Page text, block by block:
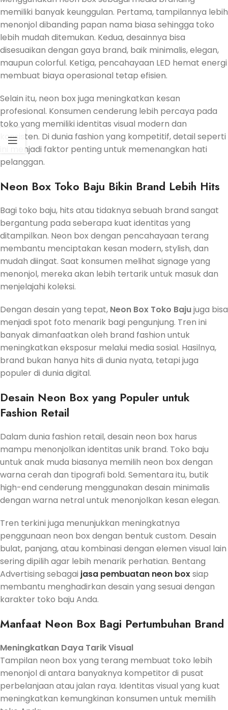
memiliki banyak keunggulan. Pertama, tampilannya lebih
menonjol dibanding papan nama biasa sehingga toko
lebih mudah ditemukan. Kedua, desainnya bisa
disesuaikan dengan gaya brand, baik minimalis, elegan,
maupun colorful. Ketiga, pencahayaan LED hemat energi
membuat biaya operasional tetap efisien.
Selain itu, neon box juga meningkatkan kesan
profesional. Konsumen cenderung lebih percaya pada
toko yang memiliki identitas visual modern dan
konsisten. Di dunia fashion yang kompetitif, detail seperti
ini menjadi faktor penting untuk memenangkan hati
pelanggan.
Neon Box Toko Baju Bikin Brand Lebih Hits
Bagi toko baju, hits atau tidaknya sebuah brand sangat
bergantung pada seberapa kuat identitas yang
ditampilkan. Neon box dengan pencahayaan terang
membantu menciptakan kesan modern, stylish, dan
mudah diingat. Saat konsumen melihat signage yang
menonjol, mereka akan lebih tertarik untuk masuk dan
menjelajahi koleksi.
Dengan desain yang tepat, Neon Box Toko Bajujuga bisa
menjadi spot foto menarik bagi pengunjung. Tren ini
banyak dimanfaatkan oleh brand fashion untuk
meningkatkan eksposur melalui media sosial. Hasilnya,
brand bukan hanya hits di dunia nyata, tetapi juga
populer di dunia digital.
Desain Neon Box yang Populer untuk
Fashion Retail
Dalam dunia fashion retail, desain neon box harus
mampu menonjolkan identitas unik brand. Toko baju
untuk anak muda biasanya memilih neon box dengan
warna cerah dan tipografi bold. Sementara itu, butik
high-end cenderung menggunakan desain minimalis
dengan warna netral untuk menonjolkan kesan elegan.
Tren terkini juga menunjukkan meningkatnya
penggunaan neon box dengan bentuk custom. Desain
bulat, panjang, atau kombinasi dengan elemen visual lain
sering dipilih agar lebih menarik perhatian. Bentang
Advertising sebagai jasa pembuatan neon boxsiap
membantu menghadirkan desain yang sesuai dengan
karakter toko baju Anda.
Manfaat Neon Box Bagi Pertumbuhan Brand
Meningkatkan Daya Tarik Visual
Tampilan neon box yang terang membuat toko lebih
menonjol di antara banyaknya kompetitor di pusat
perbelanjaan atau jalan raya. Identitas visual yang kuat
meningkatkan kemungkinan konsumen untuk memilih